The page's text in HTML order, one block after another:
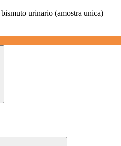
bismuto urinario (amostra unica)